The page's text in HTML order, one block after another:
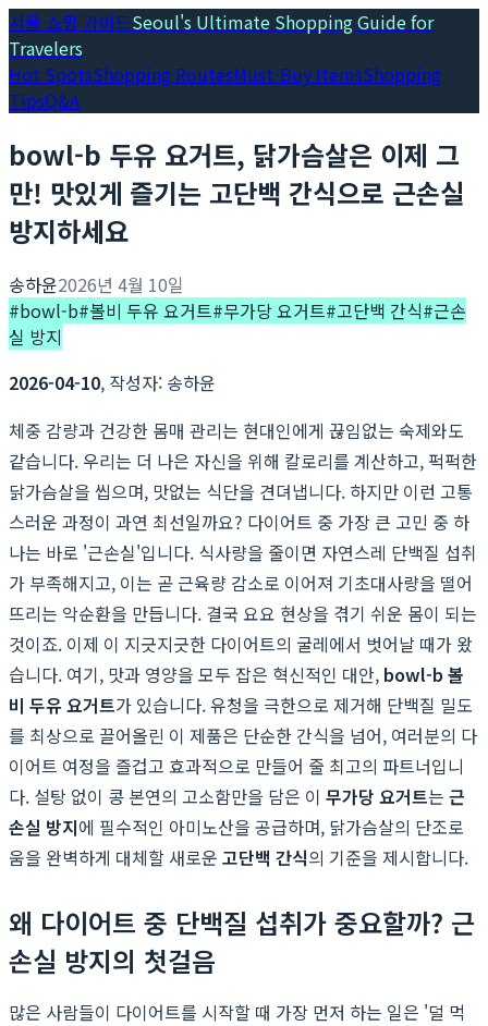
서울 쇼핑 가이드Seoul's Ultimate Shopping Guide for
Travelers
Hot SpotsShopping RoutesMust-Buy ItemsShopping
TipsQ&A
bowl-b 두유 요거트, 닭가슴살은 이제 그
만! 맛있게 즐기는 고단백 간식으로 근손실
방지하세요
송하윤2026년 4월 10일
#bowl-b#볼비 두유 요거트#무가당 요거트#고단백 간식#근손
실 방지
2026-04-10, 작성자: 송하윤
체중 감량과 건강한 몸매 관리는 현대인에게 끊임없는 숙제와도
같습니다. 우리는 더 나은 자신을 위해 칼로리를 계산하고, 퍽퍽한
닭가슴살을 씹으며, 맛없는 식단을 견뎌냅니다. 하지만 이런 고통
스러운 과정이 과연 최선일까요? 다이어트 중 가장 큰 고민 중 하
나는 바로 '근손실'입니다. 식사량을 줄이면 자연스레 단백질 섭취
가 부족해지고, 이는 곧 근육량 감소로 이어져 기초대사량을 떨어
뜨리는 악순환을 만듭니다. 결국 요요 현상을 겪기 쉬운 몸이 되는
것이죠. 이제 이 지긋지긋한 다이어트의 굴레에서 벗어날 때가 왔
습니다. 여기, 맛과 영양을 모두 잡은 혁신적인 대안, bowl-b 볼
비 두유 요거트가 있습니다. 유청을 극한으로 제거해 단백질 밀도
를 최상으로 끌어올린 이 제품은 단순한 간식을 넘어, 여러분의 다
이어트 여정을 즐겁고 효과적으로 만들어 줄 최고의 파트너입니
다. 설탕 없이 콩 본연의 고소함만을 담은 이 무가당 요거트는 근
손실 방지에 필수적인 아미노산을 공급하며, 닭가슴살의 단조로
움을 완벽하게 대체할 새로운 고단백 간식의 기준을 제시합니다.
왜 다이어트 중 단백질 섭취가 중요할까? 근
손실 방지의 첫걸음
많은 사람들이 다이어트를 시작할 때 가장 먼저 하는 일은 '덜 먹